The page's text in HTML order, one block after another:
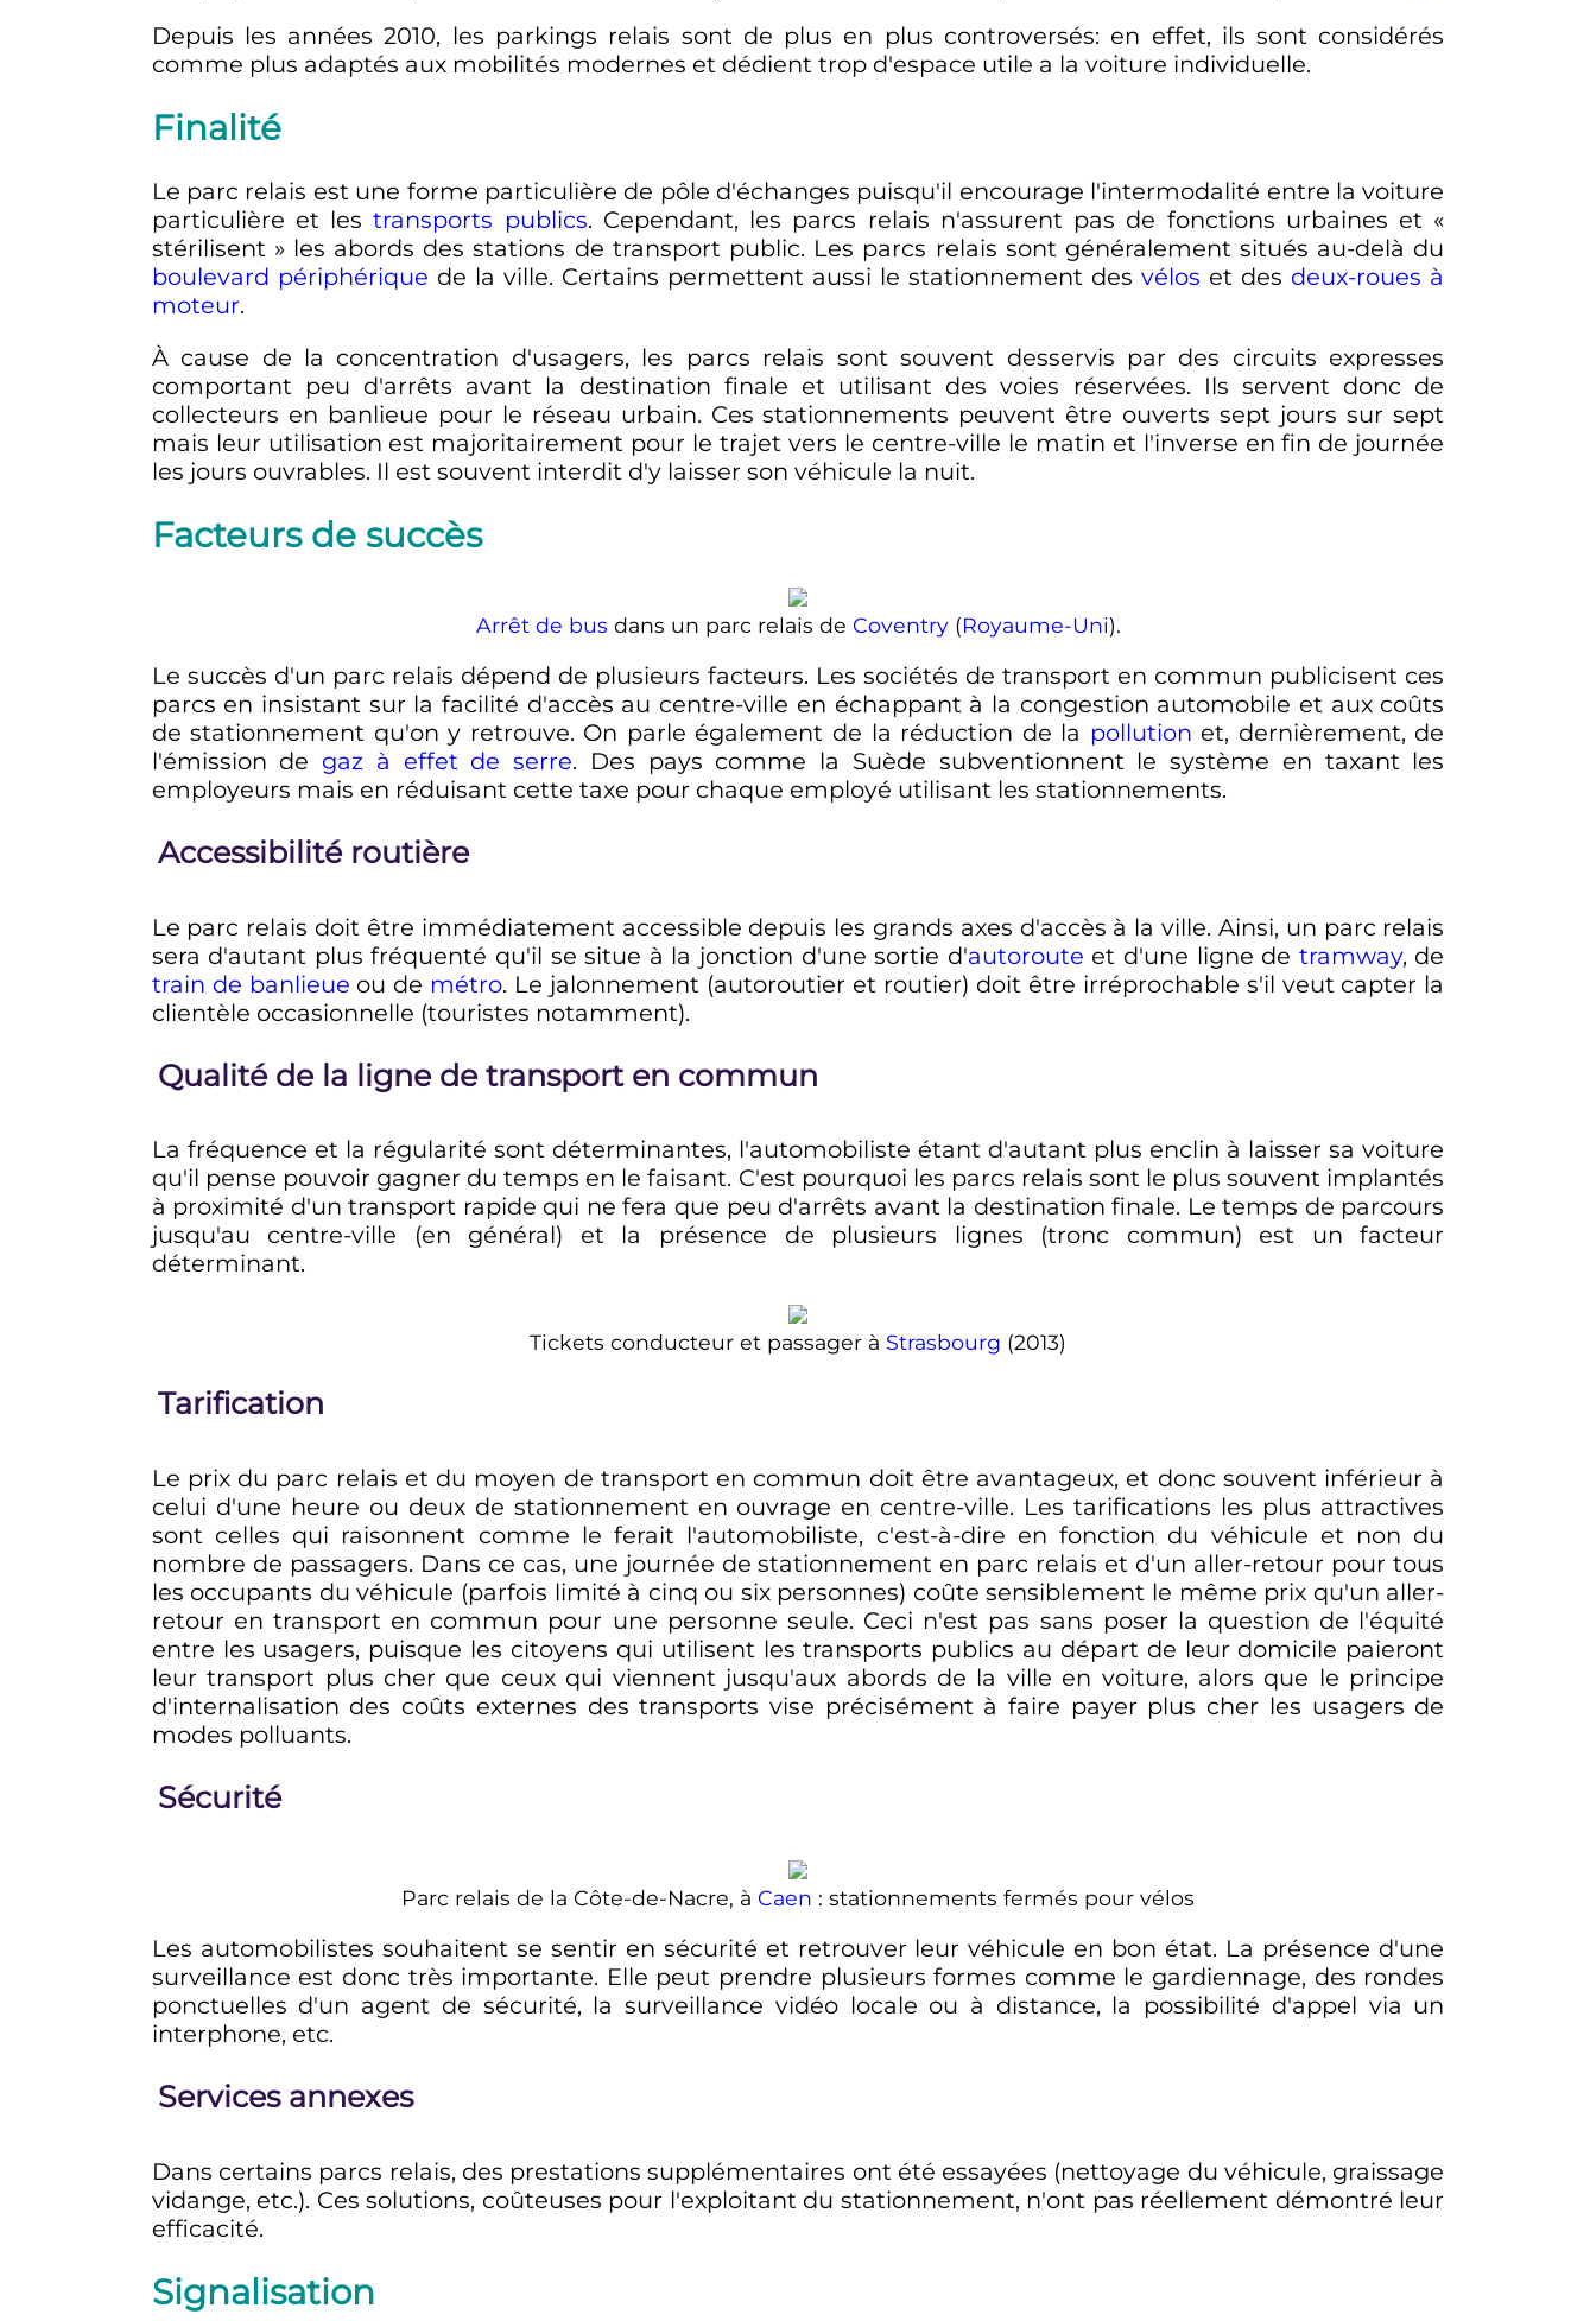
Depuis les années 2010, les parkings relais sont de plus en plus controversés: en effet, ils sont considérés
comme plus adaptés aux mobilités modernes et dédient trop d'espace utile a la voiture individuelle.
Finalité
Le parc relais est une forme particulière de pôle d'échanges puisqu'il encourage l'intermodalité entre la voiture
particulière et lestransports publics. Cependant, les parcs relais n'assurent pas de fonctions urbaines et «
stérilisent » les abords des stations de transport public. Les parcs relais sont généralement situés au-delà du
boulevard périphérique de la ville. Certains permettent aussi le stationnement desvélos et des deux-roues à
moteur.
À cause de la concentration d'usagers, les parcs relais sont souvent desservis par des circuits expresses
comportant peu d'arrêts avant la destination finale et utilisant des voies réservées. Ils servent donc de
collecteurs en banlieue pour le réseau urbain. Ces stationnements peuvent être ouverts sept jours sur sept
mais leur utilisation est majoritairement pour le trajet vers le centre-ville le matin et l'inverse en fin de journée
les jours ouvrables. Il est souvent interdit d'y laisser son véhicule la nuit.
Facteurs de succès
Arrêt de bus dans un parc relais de Coventry(Royaume-Uni).
Le succès d'un parc relais dépend de plusieurs facteurs. Les sociétés de transport en commun publicisent ces
parcs en insistant sur la facilité d'accès au centre-ville en échappant à la congestion automobile et aux coûts
de stationnement qu'on y retrouve. On parle également de la réduction de la pollution et, dernièrement, de
l'émission de gaz à effet de serre. Des pays comme la Suède subventionnent le système en taxant les
employeurs mais en réduisant cette taxe pour chaque employé utilisant les stationnements.
Accessibilité routière
Le parc relais doit être immédiatement accessible depuis les grands axes d'accès à la ville. Ainsi, un parc relais
sera d'autant plus fréquenté qu'il se situe à la jonction d'une sortie d'autoroute et d'une ligne de tramway, de
train de banlieue ou de métro. Le jalonnement (autoroutier et routier) doit être irréprochable s'il veut capter la
clientèle occasionnelle (touristes notamment).
Qualité de la ligne de transport en commun
La fréquence et la régularité sont déterminantes, l'automobiliste étant d'autant plus enclin à laisser sa voiture
qu'il pense pouvoir gagner du temps en le faisant. C'est pourquoi les parcs relais sont le plus souvent implantés
à proximité d'un transport rapide qui ne fera que peu d'arrêts avant la destination finale. Le temps de parcours
jusqu'au centre-ville (en général) et la présence de plusieurs lignes (tronc commun) est un facteur
déterminant.
Tickets conducteur et passager à Strasbourg (2013)
Tarification
Le prix du parc relais et du moyen de transport en commun doit être avantageux, et donc souvent inférieur à
celui d'une heure ou deux de stationnement en ouvrage en centre-ville. Les tarifications les plus attractives
sont celles qui raisonnent comme le ferait l'automobiliste, c'est-à-dire en fonction du véhicule et non du
nombre de passagers. Dans ce cas, une journée de stationnement en parc relais et d'un aller-retour pour tous
les occupants du véhicule (parfois limité à cinq ou six personnes) coûte sensiblement le même prix qu'un aller-
retour en transport en commun pour une personne seule. Ceci n'est pas sans poser la question de l'équité
entre les usagers, puisque les citoyens qui utilisent les transports publics au départ de leur domicile paieront
leur transport plus cher que ceux qui viennent jusqu'aux abords de la ville en voiture, alors que le principe
d'internalisation des coûts externes des transports vise précisément à faire payer plus cher les usagers de
modes polluants.
Sécurité
Parc relais de la Côte-de-Nacre, à Caen : stationnements fermés pour vélos
Les automobilistes souhaitent se sentir en sécurité et retrouver leur véhicule en bon état. La présence d'une
surveillance est donc très importante. Elle peut prendre plusieurs formes comme le gardiennage, des rondes
ponctuelles d'un agent de sécurité, la surveillance vidéo locale ou à distance, la possibilité d'appel via un
interphone, etc.
Services annexes
Dans certains parcs relais, des prestations supplémentaires ont été essayées (nettoyage du véhicule, graissage
vidange, etc.). Ces solutions, coûteuses pour l'exploitant du stationnement, n'ont pas réellement démontré leur
efficacité.
Signalisation